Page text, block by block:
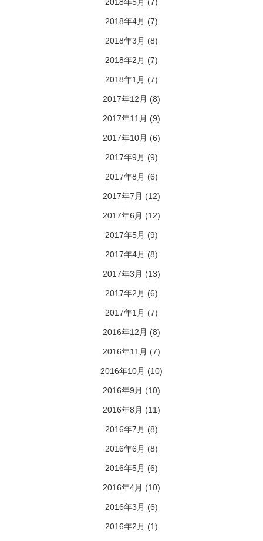
2018年5月 (7)
2018年4月 (7)
2018年3月 (8)
2018年2月 (7)
2018年1月 (7)
2017年12月 (8)
2017年11月 (9)
2017年10月 (6)
2017年9月 (9)
2017年8月 (6)
2017年7月 (12)
2017年6月 (12)
2017年5月 (9)
2017年4月 (8)
2017年3月 (13)
2017年2月 (6)
2017年1月 (7)
2016年12月 (8)
2016年11月 (7)
2016年10月 (10)
2016年9月 (10)
2016年8月 (11)
2016年7月 (8)
2016年6月 (8)
2016年5月 (6)
2016年4月 (10)
2016年3月 (6)
2016年2月 (1)